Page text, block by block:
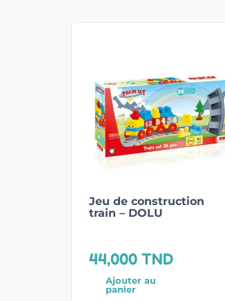
Jeu de construction
train – DOLU
44,000 TND
Ajouter au
panier